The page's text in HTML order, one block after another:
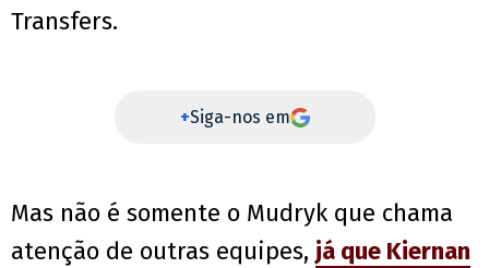
Transfers.
+Siga-nos em
Mas não é somente o Mudryk que chama
atenção de outras equipes, já que Kiernan